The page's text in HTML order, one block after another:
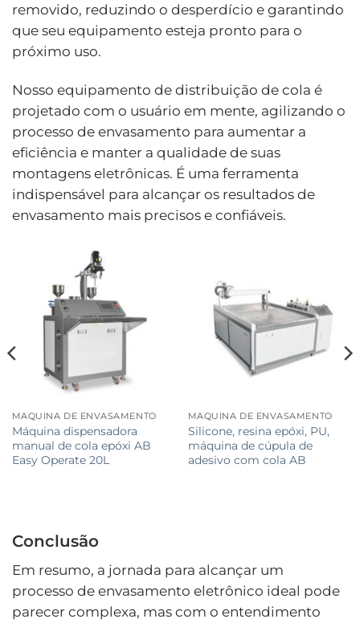
removido, reduzindo o desperdício e garantindo
que seu equipamento esteja pronto para o
próximo uso.
Nosso equipamento de distribuição de cola é
projetado com o usuário em mente, agilizando o
processo de envasamento para aumentar a
eficiência e manter a qualidade de suas
montagens eletrônicas. É uma ferramenta
indispensável para alcançar os resultados de
envasamento mais precisos e confiáveis.
MÁQUINA DE ENVASAMENTO
Máquina dispensadora
manual de cola epóxi AB
Easy Operate 20L
MÁQUINA DE ENVASAMENTO
Silicone, resina epóxi, PU, ​​
máquina de cúpula de
adesivo com cola AB
Conclusão
Em resumo, a jornada para alcançar um
processo de envasamento eletrônico ideal pode
parecer complexa, mas com o entendimento